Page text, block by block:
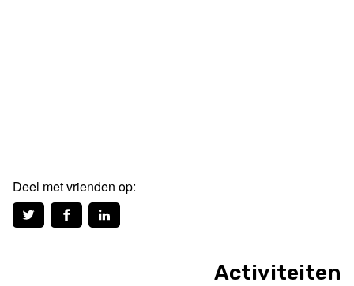
Deel met vrienden op:
Activiteiten